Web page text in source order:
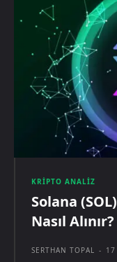
KRIPTO ANALIZ
Solana
Nasıl Alınır?
SERTHAN TOPAL - 17